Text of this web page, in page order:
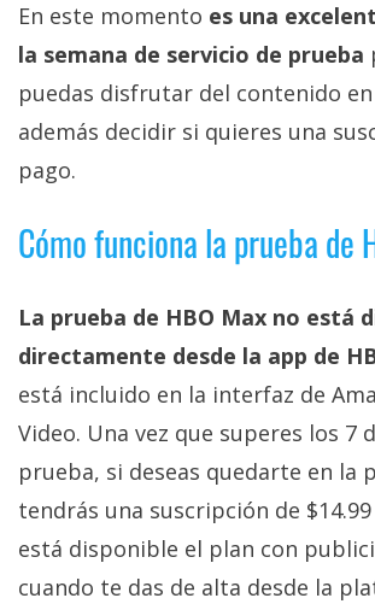
/
Publicidad
/
Cambiar
opciones
de
Aviso
El medio de
comunicación
digital donde
encontrarás
todas las
noticias sobre
móviles,
ordenadores,
apps,
informática,
En este momento es una
la semana de servicio de prueba
puedas disfrutar del contenido
además decidir si quieres una
pago.
Cómo funciona la prueba de
La prueba de HBO Max no está
directamente desde la app de
está incluido en la interfaz de
Video. Una vez que superes los 7
prueba, si deseas quedarte en la
tendrás una suscripción de
está disponible el plan con
cuando te das de alta desde la